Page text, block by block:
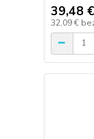
39,48 €
32,09 €